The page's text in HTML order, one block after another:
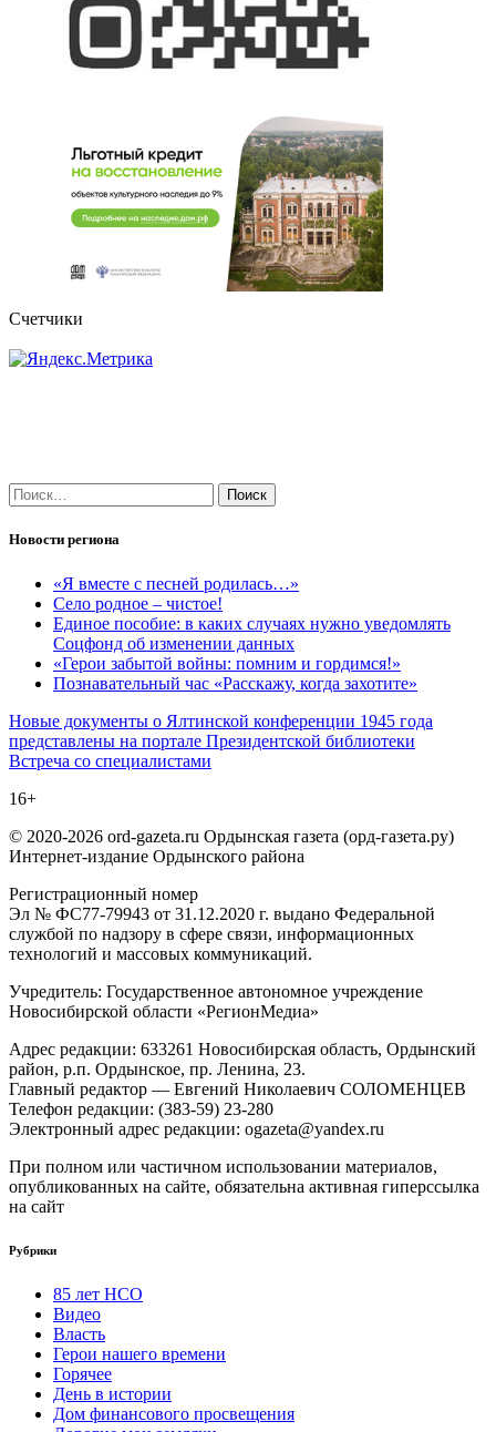
Счетчики
Найти:
Новости региона
«Я вместе с песней родилась…»
Село родное – чистое!
Единое пособие: в каких случаях нужно уведомлять
Соцфонд об изменении данных
«Герои забытой войны: помним и гордимся!»
Познавательный час «Расскажу, когда захотите»
Навигация
по
Новые документы о Ялтинской конференции 1945 года
представлены на портале Президентской библиотеки
Встреча со специалистами
16+
© 2020-2026 ord-gazeta.ru Ордынская газета (орд-газета.ру)
Интернет-издание Ордынского района
Регистрационный номер
Эл № ФС77-79943 от 31.12.2020 г. выдано Федеральной
службой по надзору в сфере связи, информационных
технологий и массовых коммуникаций.
Учредитель: Государственное автономное учреждение
Новосибирской области «РегионМедиа»
Адрес редакции: 633261 Новосибирская область, Ордынский
район, р.п. Ордынское, пр. Ленина, 23.
Главный редактор — Евгений Николаевич СОЛОМЕНЦЕВ
Телефон редакции: (383-59) 23-280
Электронный адрес редакции: ogazeta@yandex.ru
При полном или частичном использовании материалов,
опубликованных на сайте, обязательна активная гиперссылка
на сайт
Рубрики
85 лет НСО
Видео
Власть
Герои нашего времени
Горячее
День в истории
Дом финансового просвещения